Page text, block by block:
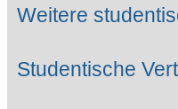
Weitere
Studentische